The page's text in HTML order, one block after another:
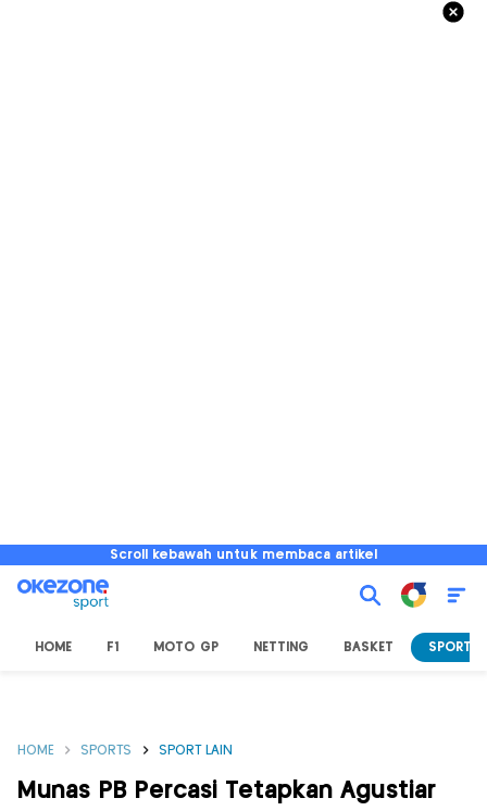
Scroll kebawah untuk membaca artikel
HOME F1 MOTO GP NETTING BASKET SPORT
HOME SPORTS SPORT LAIN
Munas PB Percasi Tetapkan Agustiar